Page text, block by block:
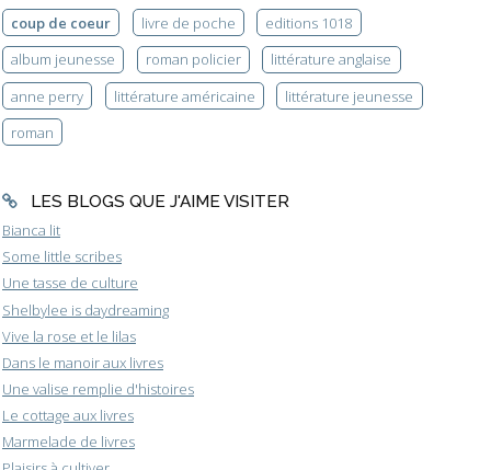
coup de coeur livre de poche
editions 1018
album jeunesse
roman policier
littérature anglaise
anne perry
littérature américaine
littérature jeunesse
roman
LES BLOGS QUE J'AIME VISITER
Bianca lit
Some little scribes
Une tasse de culture
Shelbylee is daydreaming
Vive la rose et le lilas
Dans le manoir aux livres
Une valise remplie d'histoires
Le cottage aux livres
Marmelade de livres